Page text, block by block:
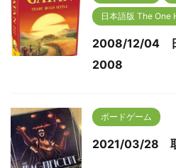
日本語版 The One
2008/12/04
2008
ボードゲーム
2021/03/28